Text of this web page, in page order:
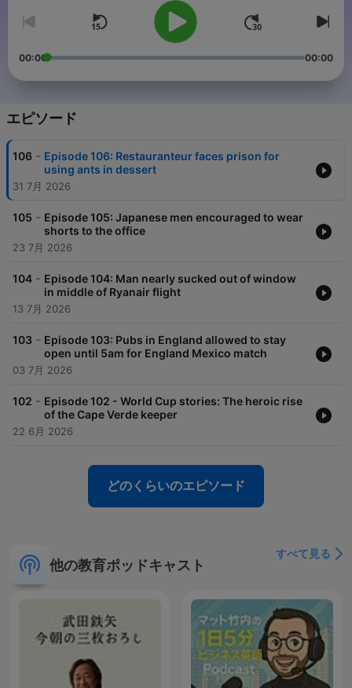
00:00 00:00
エピソード
106 - Episode 106: Restauranteur faces prison for
using ants in dessert
31 7月 2026
105 - Episode 105: Japanese men encouraged to wear
shorts to the office
23 7月 2026
104 - Episode 104: Man nearly sucked out of window
in middle of Ryanair flight
13 7月 2026
103 - Episode 103: Pubs in England allowed to stay
open until 5am for England Mexico match
03 7月 2026
102 - Episode 102 - World Cup stories: The heroic rise
of the Cape Verde keeper
22 6月 2026
どのくらいのエピソード
他の教育ポッドキャスト
すべて見る